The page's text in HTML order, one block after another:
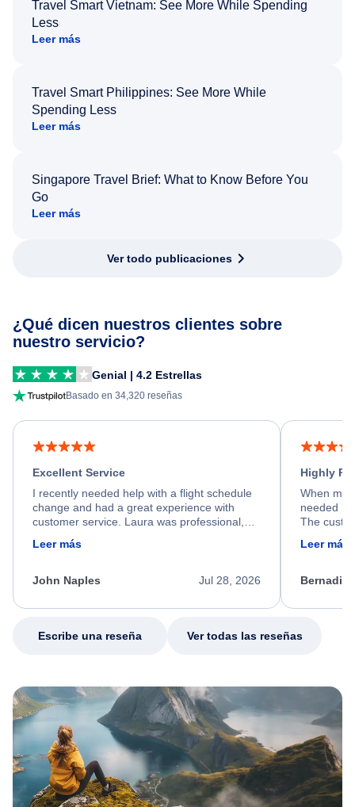
Travel Smart Vietnam: See More While Spending
Less
Leer más
Travel Smart Philippines: See More While
Spending Less
Leer más
Singapore Travel Brief: What to Know Before You
Go
Leer más
Ver todo publicaciones
¿Qué dicen nuestros clientes sobre
nuestro servicio?
Genial | 4.2 Estrellas
Basado en 34,320 reseñas
Excellent Service
I recently needed help with a flight schedule
change and had a great experience with
customer service. Laura was professional,
friendly, and very helpful throughout the
process. She quickly found a solution and
appreciate her excellent service.
Leer más
Jul 28, 2026
John Naples
Highly
When my
needed
The
calm,
my issue.
Leer más
Escribe una reseña Ver todas las reseñas